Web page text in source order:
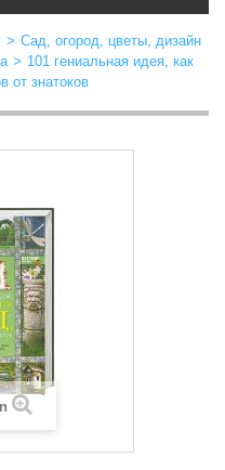
> Сад, огород, цветы, дизайн
> 101 гениальная идея, как
от знатоков